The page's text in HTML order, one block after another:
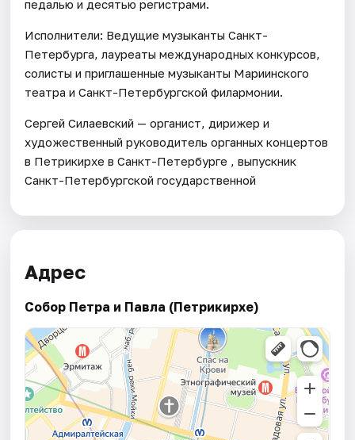
педалью и десятью регистрами.
Исполнители: Ведущие музыканты Санкт-
Петербурга, лауреаты международных конкурсов,
солисты и приглашенные музыканты Мариинского
театра и Санкт-Петербургской филармонии.
Сергей Силаевский — органист, дирижер и
художественный руководитель органных концертов
в Петрикирхе в Санкт-Петербурге , выпускник
Санкт-Петербургской государственной
Адрес
Собор Петра и Павла (Петрикирхе)